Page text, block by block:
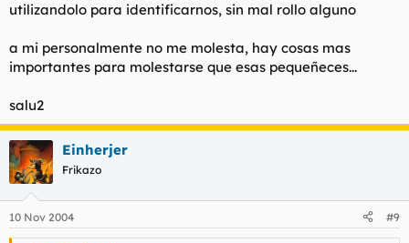
utilizandolo para identificarnos, sin mal rollo alguno
a mi personalmente no me molesta, hay cosas mas
importantes para molestarse que esas pequeñeces...
salu2
Einherjer
Frikazo
10 Nov 2004 #9